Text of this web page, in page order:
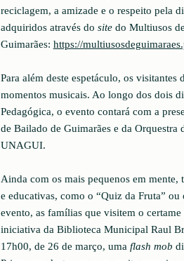
reciclagem, a amizade e o respeito pela
adquiridos através do sitedo Multiusos de
Guimarães: https://
Para além deste espetáculo, os visitantes
momentos musicais. Ao longo dos dois
Pedagógica, o evento contará com a
de Bailado de Guimarães e da Orquestra
UNAGUI.
Ainda com os mais pequenos em
e educativas, como o “Quiz da Fruta”
evento, as famílias que visitem o
iniciativa da Biblioteca Municipal Raul
17h00, de 26 de março, uma flash mob